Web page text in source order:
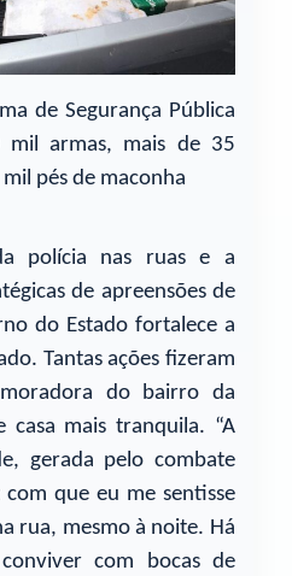
de Segurança Pública
mil armas, mais de 35
pés de maconha
polícia nas ruas e a
de apreensões de
do Estado fortalece a
Tantas ações fizeram
do bairro da
casa mais tranquila. “A
gerada pelo combate
que eu me sentisse
rua, mesmo à noite. Há
com bocas de